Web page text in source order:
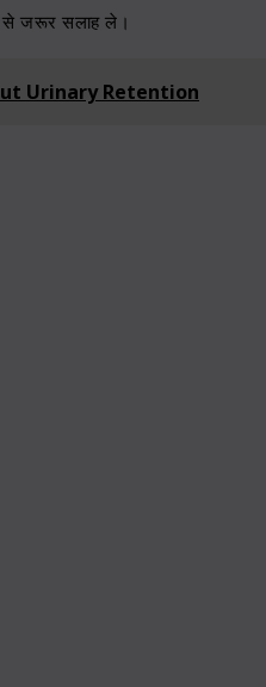
से जरूर सलाह ले।
Urinary Retention